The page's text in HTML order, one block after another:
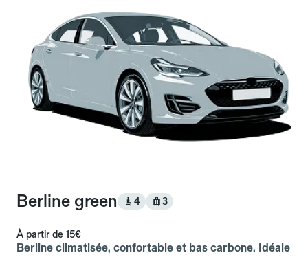
Berline green 4 3
À partir de 15€
Berline climatisée, confortable et bas carbone. Idéale